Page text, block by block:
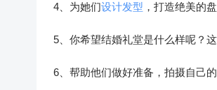
4、为她们设计发型 ，打造绝美的
5、你希望结婚礼堂是什么样呢？
6、帮助他们做好准备，拍摄自己